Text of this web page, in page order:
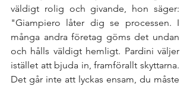
väldigt rolig och givande, hon säger:
"Giampiero låter dig se processen. I
många andra företag göms det undan
och hålls väldigt hemligt. Pardini väljer
istället att bjuda in, framförallt skyttarna.
Det går inte att lyckas ensam, du måste